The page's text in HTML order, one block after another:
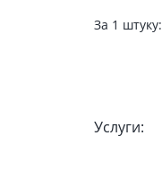
За 1 штуку:
Услуги: